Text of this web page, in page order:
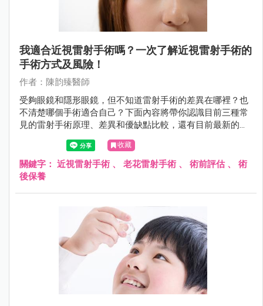
我適合近視雷射手術嗎？一次了解近視雷射手術的
手術方式及風險！
作者：陳韵臻醫師
受夠眼鏡和隱形眼鏡，但不知道雷射手術的差異在哪裡？也
不清楚哪個手術適合自己？下面內容將帶你認識目前三種常
見的雷射手術原理、差異和優缺點比較，還有目前最新的
SMILE Pro 和 LBV 老花雷射。
收藏
關鍵字： 近視雷射手術 、 老花雷射手術 、 術前評估 、 術
後保養